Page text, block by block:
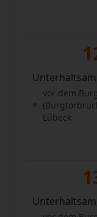
vor dem
Lübeck